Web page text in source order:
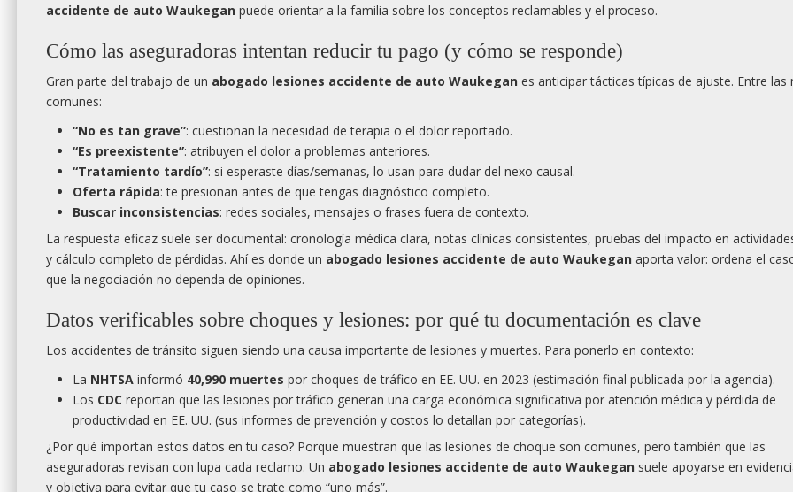
accidente de auto Waukegan puede orientar a la familia sobre los conceptos reclamables y el proceso.
Cómo las aseguradoras intentan reducir tu pago (y cómo se responde)
Gran parte del trabajo de un abogado lesiones accidente de auto Waukegan es anticipar tácticas típicas de ajuste. Entre las
comunes:
“No es tan grave”: cuestionan la necesidad de terapia o el dolor reportado.
“Es preexistente”: atribuyen el dolor a problemas anteriores.
“Tratamiento tardío”: si esperaste días/semanas, lo usan para dudar del nexo causal.
Oferta rápida: te presionan antes de que tengas diagnóstico completo.
Buscar inconsistencias: redes sociales, mensajes o frases fuera de contexto.
La respuesta eficaz suele ser documental: cronología médica clara, notas clínicas consistentes, pruebas del impacto en
y cálculo completo de pérdidas. Ahí es donde un abogado lesiones accidente de auto Waukegan aporta valor: ordena el
que la negociación no dependa de opiniones.
Datos verificables sobre choques y lesiones: por qué tu documentación es clave
Los accidentes de tránsito siguen siendo una causa importante de lesiones y muertes. Para ponerlo en contexto:
La NHTSA informó 40,990 muertes por choques de tráfico en EE. UU. en 2023 (estimación final publicada por la agencia).
Los CDC reportan que las lesiones por tráfico generan una carga económica significativa por atención médica y pérdida de
productividad en EE. UU. (sus informes de prevención y costos lo detallan por categorías).
¿Por qué importan estos datos en tu caso? Porque muestran que las lesiones de choque son comunes, pero también que las
aseguradoras revisan con lupa cada reclamo. Un abogado lesiones accidente de auto Waukegan suele apoyarse en
y objetiva para evitar que tu caso se trate como “uno más”.